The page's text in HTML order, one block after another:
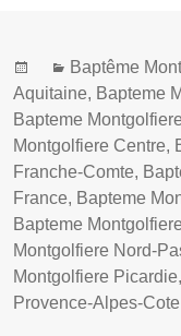
Posted
on
Categories
Baptême
Aquitaine, Bapteme
Bapteme
Montgolfiere Centre,
Franche-Comte,
France, Bapteme
Bapteme
Montgolfiere Nord-
Montgolfiere Picardie,
Provence-Alpes-